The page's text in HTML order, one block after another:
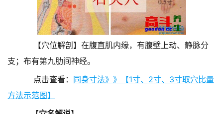
【穴位解剖】在腹直肌内缘，有腹壁上动、静脉分
支；布有第九肋间神经。
点击查看： 同身寸法》》【1寸、2寸、3寸取穴比量
方法示范图】